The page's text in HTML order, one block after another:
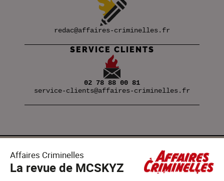
redac@affaires-criminelles.fr
SERVICE CLIENTS
02 78 88 00 81
service-clients@affaires-criminelles.fr